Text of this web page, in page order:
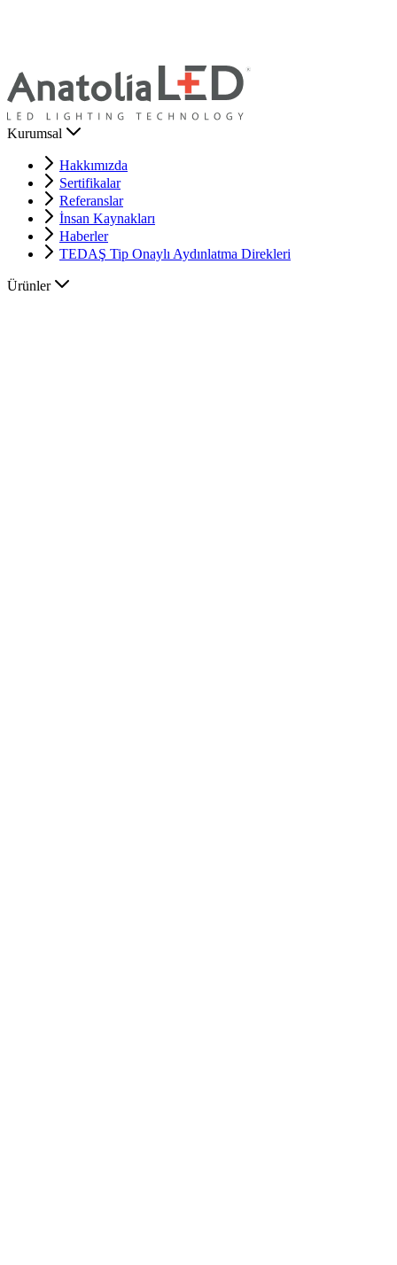
Kurumsal
Hakkımızda
Sertifikalar
Referanslar
İnsan Kaynakları
Haberler
TEDAŞ Tip Onaylı Aydınlatma Direkleri
Ürünler